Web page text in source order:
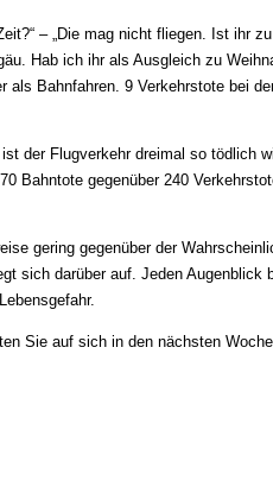
– „Die mag nicht fliegen. Ist ihr
Hab ich ihr als Ausgleich zu
Bahnfahren. 9 Verkehrstote bei
der Flugverkehr dreimal so tödlich
Bahntote gegenüber 240
gering gegenüber der
sich darüber auf. Jeden Augenblick
Sie auf sich in den nächsten